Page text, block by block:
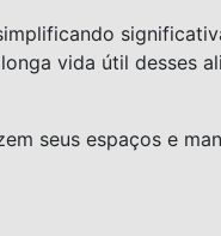
vida útil desses
seus espaços e